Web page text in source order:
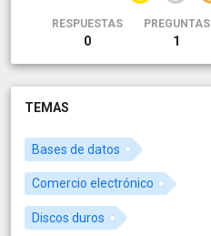
RESPUESTAS
0
PREGUNTAS
1
TEMAS
Bases de datos
Comercio electrónico
Discos duros